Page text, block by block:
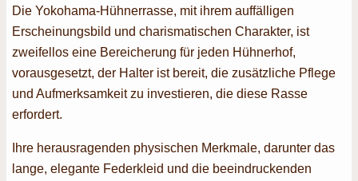
Die Yokohama-Hühnerrasse, mit ihrem auffälligen
Erscheinungsbild und charismatischen Charakter, ist
zweifellos eine Bereicherung für jeden Hühnerhof,
vorausgesetzt, der Halter ist bereit, die zusätzliche Pflege
und Aufmerksamkeit zu investieren, die diese Rasse
erfordert.
Ihre herausragenden physischen Merkmale, darunter das
lange, elegante Federkleid und die beeindruckenden